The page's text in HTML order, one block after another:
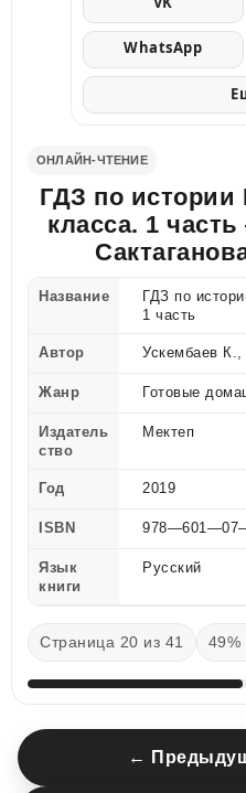
WhatsApp
ОНЛАЙН-ЧТЕНИЕ
ГДЗ по истории
класса. 1
Название
ГДЗ по
1 часть
Автор Ускембаев К.,
Жанр Готовые
Издатель
ство
Мектеп
Год 2019
ISBN
Язык
книги
Русский
Страница 20 из 41 49%
←